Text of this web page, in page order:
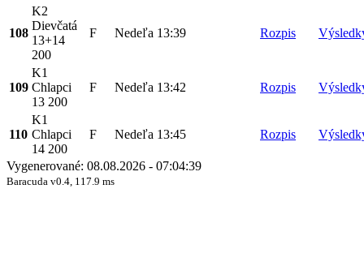
108
K2
Dievčatá
13+14
200
F Nedeľa 13:39 Rozpis
109
K1
Chlapci
13 200
F Nedeľa 13:42 Rozpis
110
K1
Chlapci
14 200
F Nedeľa 13:45 Rozpis
Vygenerované: 08.08.2026 - 07:04:39
Baracuda v0.4, 117.9 ms